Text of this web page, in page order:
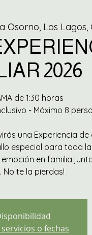
Osorno, Los Lagos,
2026
de 1:30 horas
- Máximo 8
una Experiencia de
especial para toda la
en familia
No te la pierdas!
o fechas